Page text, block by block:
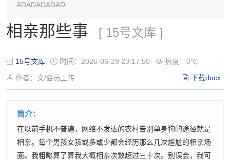
ADADADADAD
相亲那些事 [ 15号文库 ]
15号文库 时间：2026-06-29 23:17:50
热度：0℃
作者：文/会员上传
下载docx
简介：
在以前手机不普遍，网络不发达的农村告别单身狗的途径就是
相亲。每个男孩女孩或多或少都会经历那么几次尴尬的相亲场
面。我粗略算了算我大概相亲次数超过三十次。别误会，我可